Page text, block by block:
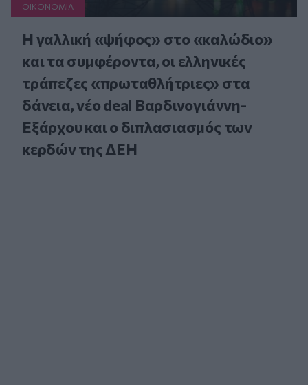
ΟΙΚΟΝΟΜΙΑ
Η γαλλική «ψήφος» στο «καλώδιο»
και τα συμφέροντα, οι ελληνικές
τράπεζες «πρωταθλήτριες» στα
δάνεια, νέο deal Βαρδινογιάννη-
Εξάρχου και ο διπλασιασμός των
κερδών της ΔΕΗ